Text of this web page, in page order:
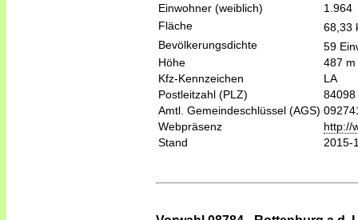
Einwohner (weiblich)
1.964
Fläche
68,33
Bevölkerungsdichte
59
Höhe
487 m
Kfz-Kennzeichen
LA
Postleitzahl (PLZ)
84098
Amtl. Gemeindeschlüssel (AGS)
Webpräsenz
http://
Stand
2015-